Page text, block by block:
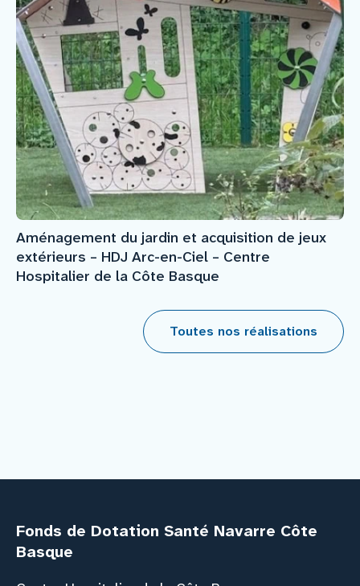
Aménagement du jardin et acquisition de jeux
extérieurs – HDJ Arc-en-Ciel – Centre
Hospitalier de la Côte Basque
Toutes nos réalisations
Fonds de Dotation Santé Navarre Côte
Basque